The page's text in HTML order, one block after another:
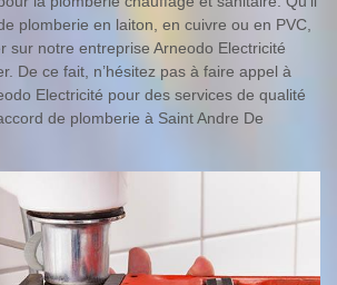
plomberie en laiton, en cuivre ou en PVC,
sur notre entreprise Arneodo Electricité
De ce fait, n’hésitez pas à faire appel à
Electricité pour des services de qualité
de plomberie à Saint Andre De